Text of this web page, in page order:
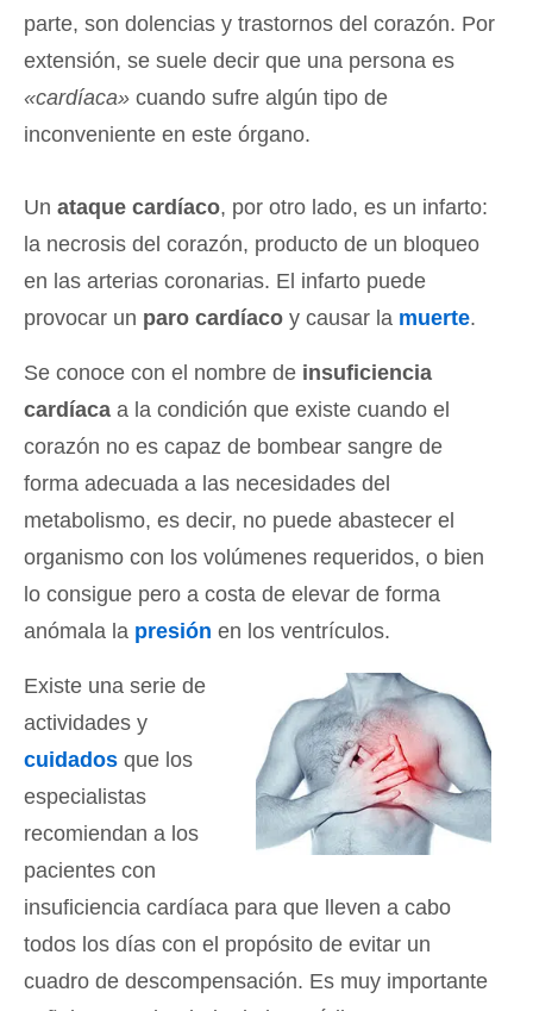
parte, son dolencias y trastornos del corazón. Por
extensión, se suele decir que una persona es
«cardíaca» cuando sufre algún tipo de
inconveniente en este órgano.
Un ataque cardíaco, por otro lado, es un infarto:
la necrosis del corazón, producto de un bloqueo
en las arterias coronarias. El infarto puede
provocar un paro cardíaco y causar la muerte.
Se conoce con el nombre de insuficiencia
cardíaca a la condición que existe cuando el
corazón no es capaz de bombear sangre de
forma adecuada a las necesidades del
metabolismo, es decir, no puede abastecer el
organismo con los volúmenes requeridos, o bien
lo consigue pero a costa de elevar de forma
anómala la presión en los ventrículos.
Existe una serie de
actividades y
cuidados que los
especialistas
recomiendan a los
pacientes con
insuficiencia cardíaca para que lleven a cabo
todos los días con el propósito de evitar un
cuadro de descompensación. Es muy importante